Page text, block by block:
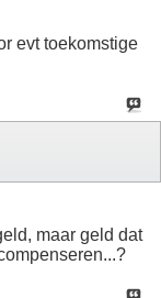
evt toekomstige
maar geld dat